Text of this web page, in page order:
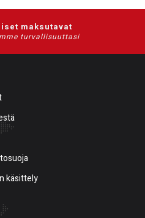
maksutavat
turvallisuuttasi
käsittely